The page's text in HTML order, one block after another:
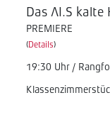
Das AI.S kalte
PREMIERE
(Details)
19:30 Uhr /